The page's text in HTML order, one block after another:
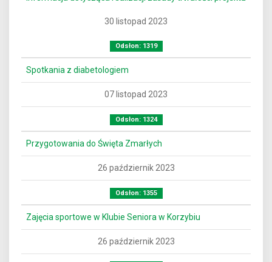
30 listopad 2023
Odsłon: 1319
Spotkania z diabetologiem
07 listopad 2023
Odsłon: 1324
Przygotowania do Święta Zmarłych
26 październik 2023
Odsłon: 1355
Zajęcia sportowe w Klubie Seniora w Korzybiu
26 październik 2023